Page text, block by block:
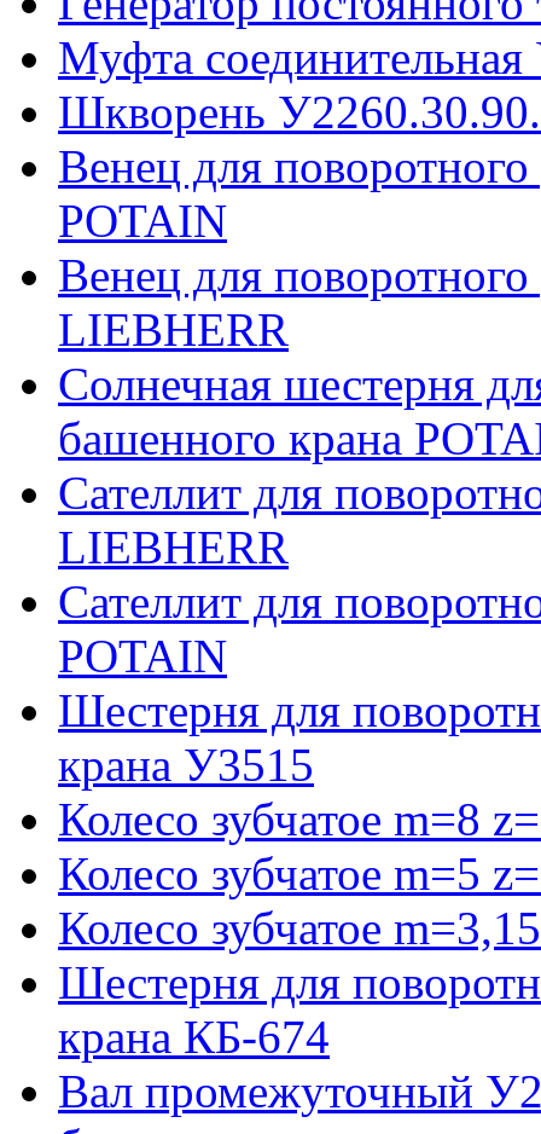
Муфта соединительная
Шкворень
Венец для
POTAIN
Венец для
LIEBHERR
Солнечная шестерня
башенного крана
Сателлит для
LIEBHERR
Сателлит для
POTAIN
Шестерня для
крана У3515
Колесо зубчатое m=8
Колесо зубчатое m=5
Колесо зубчатое
Шестерня для
крана КБ-674
Вал промежуточный